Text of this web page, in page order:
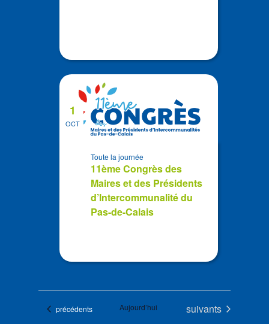
OCT
1
11ème Congrès des
Maires et des Présidents
d’Intercommunalité du
Pas-de-Calais
Toute la journée
Évènements
précédents Aujourd’hui Évènements
suivants